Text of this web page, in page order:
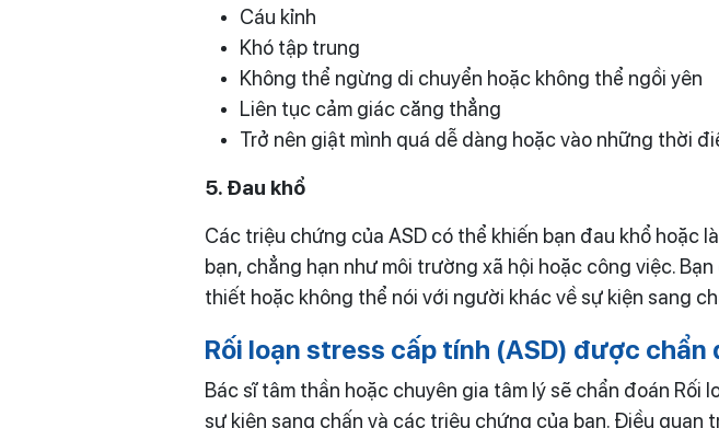
Cáu kỉnh
Khó tập trung
Không thể ngừng di chuyển hoặc không thể ngồi yên
Liên tục cảm giác căng thẳng
Trở nên giật mình quá dễ dàng hoặc vào những thời
5. Đau khổ
Các triệu chứng của ASD có thể khiến bạn đau khổ hoặc
bạn, chẳng hạn như môi trường xã hội hoặc công việc.
thiết hoặc không thể nói với người khác về sự kiện sang
Rối loạn stress cấp tính (ASD) được chẩn
Bác sĩ tâm thần hoặc chuyên gia tâm lý sẽ chẩn đoán Rối
sự kiện sang chấn và các triệu chứng của bạn. Điều quan